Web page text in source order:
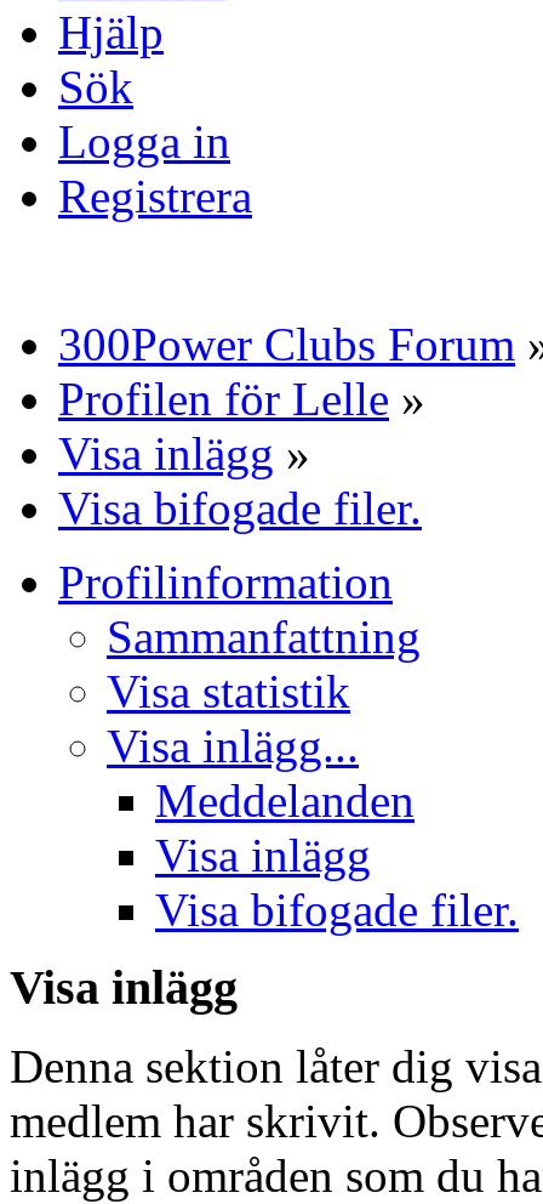
Hjälp
Sök
Logga in
Registrera
300Power Clubs Forum
Profilen för Lelle »
Visa inlägg »
Visa bifogade filer.
Profilinformation
Sammanfattning
Visa statistik
Visa inlägg...
Meddelanden
Visa inlägg
Visa bifogade filer.
Visa inlägg
Denna sektion låter dig
medlem har skrivit.
inlägg i områden som du